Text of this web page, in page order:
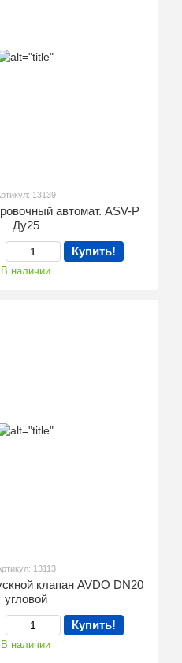
13139
автомат. ASV-P
Ду25
Купить!
В наличии
13113
клапан AVDO DN20
угловой
Купить!
В наличии